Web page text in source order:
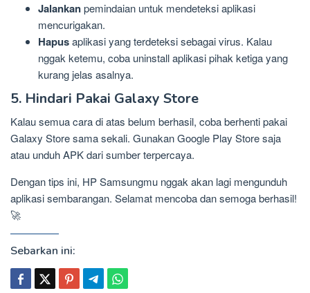
Jalankanpemindaian untuk mendeteksi aplikasi
mencurigakan.
Hapusaplikasi yang terdeteksi sebagai virus. Kalau
nggak ketemu, coba uninstall aplikasi pihak ketiga yang
kurang jelas asalnya.
5. Hindari Pakai Galaxy Store
Kalau semua cara di atas belum berhasil, coba berhenti pakai
Galaxy Store sama sekali. Gunakan Google Play Store saja
atau unduh APK dari sumber terpercaya.
Dengan tips ini, HP Samsungmu nggak akan lagi mengunduh
aplikasi sembarangan. Selamat mencoba dan semoga berhasil!
🚀
Sebarkan ini: